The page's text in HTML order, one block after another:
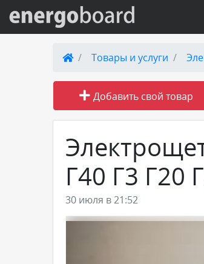
Вход на сайт
Поиск по сайту
Публикации
Справка
Товары и услуги
Товары и услуги
Добавить свой товар
Г40 Г3 Г20
30 июля в 21:52